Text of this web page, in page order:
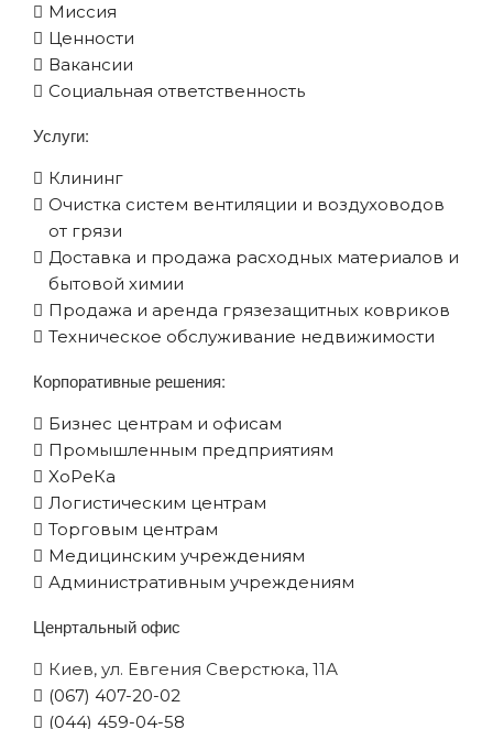
Миссия
Ценности
Вакансии
Социальная ответственность
Услуги:
Клининг
Очистка систем вентиляции и воздуховодов
от грязи
Доставка и продажа расходных материалов и
бытовой химии
Продажа и аренда грязезащитных ковриков
Техническое обслуживание недвижимости
Корпоративные решения:
Бизнес центрам и офисам
Промышленным предприятиям
XоРеКа
Логистическим центрам
Торговым центрам
Медицинским учреждениям
Административным учреждениям
Ценртальный офис
Киев, ул. Евгения Сверстюка, 11А
(067) 407-20-02
(044) 459-04-58